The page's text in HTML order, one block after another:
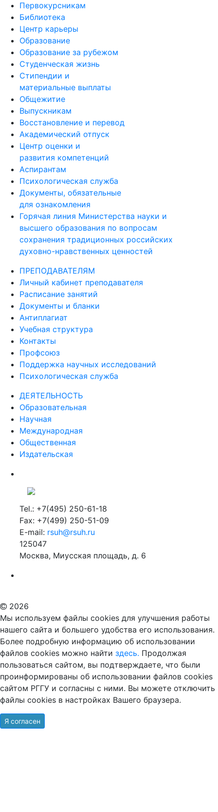
Первокурсникам
Библиотека
Центр карьеры
Образование
Образование за рубежом
Студенческая жизнь
Стипендии и
материальные выплаты
Общежитие
Выпускникам
Восстановление и перевод
Академический отпуск
Центр оценки и
развития компетенций
Аспирантам
Психологическая служба
Документы, обязательные
для ознакомления
Горячая линия Министерства науки и
высшего образования по вопросам
сохранения традиционных российских
духовно-нравственных ценностей
ПРЕПОДАВАТЕЛЯМ
Личный кабинет преподавателя
Расписание занятий
Документы и бланки
Антиплагиат
Учебная структура
Контакты
Профсоюз
Поддержка научных исследований
Психологическая служба
ДЕЯТЕЛЬНОСТЬ
Образовательная
Научная
Международная
Общественная
Издательская
Tel.: +7(495) 250-61-18
Fax: +7(499) 250-51-09
E-mail: rsuh@rsuh.ru
125047
Москва, Миусская площадь, д. 6
2026
Мы используем файлы cookies для улучшения работы
нашего сайта и большего удобства его использования.
Более подробную информацию об использовании
файлов cookies можно найти здесь. Продолжая
пользоваться сайтом, вы подтверждаете, что были
проинформированы об использовании файлов cookies
сайтом РГГУ и согласны с ними. Вы можете отключить
файлы cookies в настройках Вашего браузера.
Я согласен